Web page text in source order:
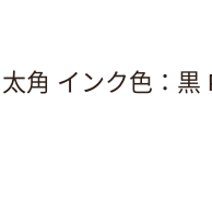
角 インク色：黒